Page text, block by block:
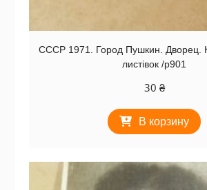
СССР 1971. Город Пушкин. Дворец.
листівок /р901
30 ₴
В корзину